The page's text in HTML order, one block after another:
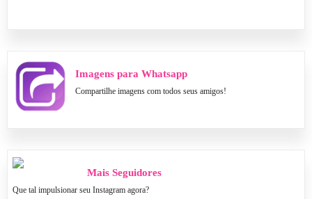
Imagens para Whatsapp
Compartilhe imagens com todos seus amigos!
Mais Seguidores
Que tal impulsionar seu Instagram agora?